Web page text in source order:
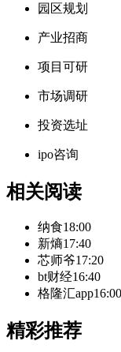
园区规划
产业招商
项目可研
市场调研
投资选址
ipo咨询
相关阅读
纳食18:00
新熵17:40
芯师爷17:20
bt财经16:40
格隆汇app16:00
精彩推荐